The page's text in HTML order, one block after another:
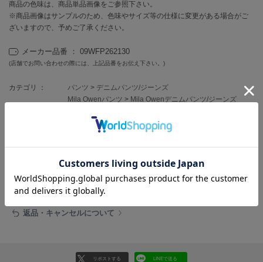
FURFUR
ジェラート ピケ
ジェラート ピケ キャットアンドドッグ
gelato pique Sleep
GRAMICCI
グラミチ
商品の色味は、商品単品画像をご参照下さい。
※商品画像はサンプルのため、色味やサイズ等の仕様に変更がある場合がご
ざいますので、予めご了承ください。
メーカー品番 ： 09WFP262130
(店舗でお問い合わせの際には、上記品番をお伝え下さい。)
カテゴリ ： パンツ > デニムパンツ/ジーンズ
Mila Owenパンツ > Mila Owenデニムパンツ/ジーンズ
レビューを書く
レビューはマイページのご注文履歴から投稿いただけます
返品・キャンセルについて
リポストする LINEで送る